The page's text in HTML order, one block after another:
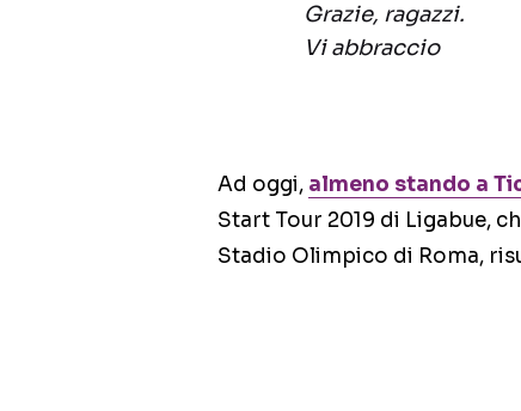
Grazie, ragazzi.
Vi abbraccio
Ad oggi, almeno stando a
Start Tour 2019 di Ligabue,
Stadio Olimpico di Roma,